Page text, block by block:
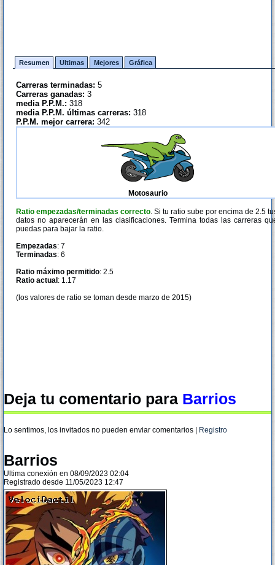
Resumen Ultimas Mejores Gráfica
Carreras terminadas: 5
Carreras ganadas: 3
media P.P.M.: 318
media P.P.M. últimas carreras: 318
P.P.M. mejor carrera: 342
Motosaurio
Ratio empezadas/terminadas correcto. Si tu ratio sube por encima de 2.5
datos no aparecerán en las clasificaciones. Termina todas las carreras
puedas para bajar la ratio.
Empezadas: 7
Terminadas: 6
Ratio máximo permitido: 2.5
Ratio actual : 1.17
(los valores de ratio se toman desde marzo de 2015)
Deja tu comentario para Barrios
Lo sentimos, los invitados no pueden enviar comentarios | Registro
Barrios
Ultima conexión en 08/09/2023 02:04
Registrado desde 11/05/2023 12:47